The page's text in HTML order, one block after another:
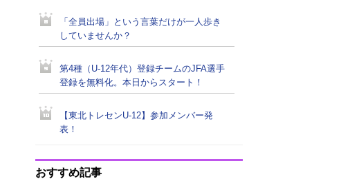
「全員出場」という言葉だけが一人歩き
していませんか？
第4種（U-12年代）登録チームのJFA選手
登録を無料化。本日からスタート！
【東北トレセンU-12】参加メンバー発
表！
おすすめ記事